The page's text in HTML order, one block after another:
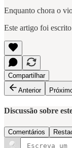
Enquanto chora o
Este artigo foi
Compartilhar
Anterior
Discussão sobre
Comentários